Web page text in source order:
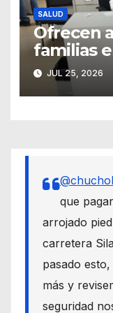
SALUD
Ofrecen
familias
JUL 25, 2026
que
arrojado
carretera
pasado
más y
seguridad